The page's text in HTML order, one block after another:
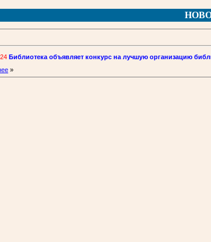
Библиотека объявляет конкурс на лучшую организацию
»